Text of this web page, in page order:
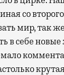
со
мир, так
в себе